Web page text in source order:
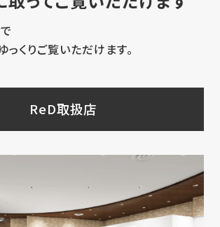
っくりご覧いただけます。
ReD取扱店